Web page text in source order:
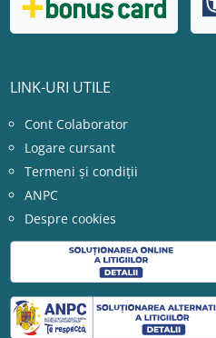
LINK-URI UTILE
Cont Colaborator
Logare cursant
Termeni și condiții
ANPC
Despre cookies